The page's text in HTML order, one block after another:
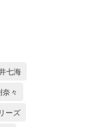
七海
奈々
ーズ